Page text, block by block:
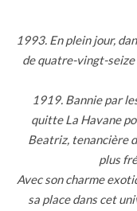
1993. En plein jour,
de quatre-vingt-seize
1919. Bannie par
quitte La Havane
Beatriz, tenancière
plus
Avec son charme
sa place dans cet